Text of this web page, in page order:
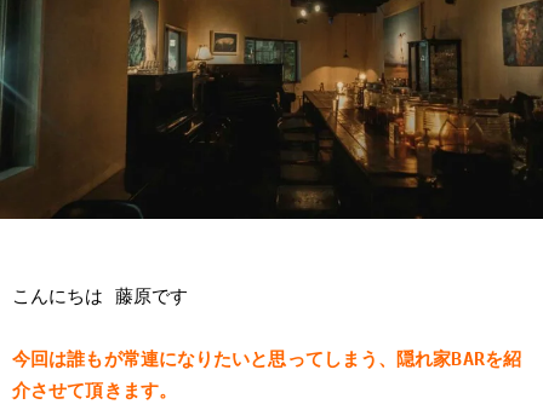
こんにちは 藤原です
今回は誰もが常連になりたいと思ってしまう、隠れ家BARを紹
介させて頂きます。